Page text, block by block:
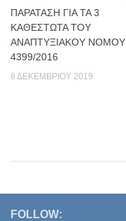
ΠΑΡΆΤΑΣΗ ΓΙΑ ΤΑ 3
ΚΑΘΕΣΤΏΤΑ ΤΟΥ
ΑΝΑΠΤΥΞΙΑΚΟΎ ΝΌΜΟΥ
4399/2016
8 ΔΕΚΕΜΒΡΊΟΥ 2019
FOLLOW: